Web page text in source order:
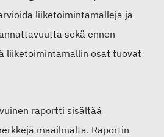
liiketoimintamalleja ja
sekä ennen
liiketoimintamallin osat tuovat
raportti sisältää
maailmalta. Raportin